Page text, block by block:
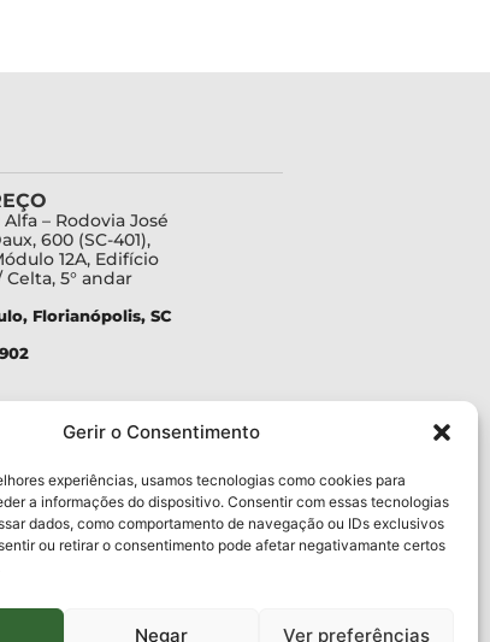
Gerir o Consentimento
experiências, usamos tecnologias como cookies para
a informações do dispositivo. Consentir com essas tecnologias
dados, como comportamento de navegação ou IDs exclusivos
ou retirar o consentimento pode afetar negativamante certos
Negar Ver preferências
Alfa – Rodovia José
600 (SC-401),
12A, Edifício
Celta, 5° andar
Florianópolis, SC